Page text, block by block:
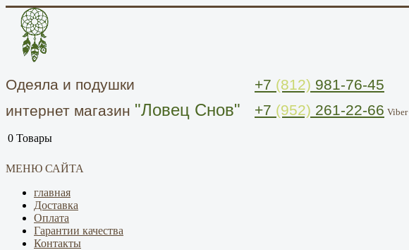
Одеяла и подушки
интернет магазин "Ловец Снов"
+7 (812) 981-76-45
+7 (952) 261-22-66 Viber
0 Товары
МЕНЮ САЙТА
главная
Доставка
Оплата
Гарантии качества
Контакты